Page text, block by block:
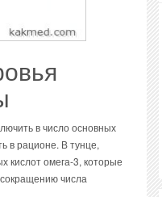
в число основных
в рационе. В тунце,
кислот омега-3, которые
числа